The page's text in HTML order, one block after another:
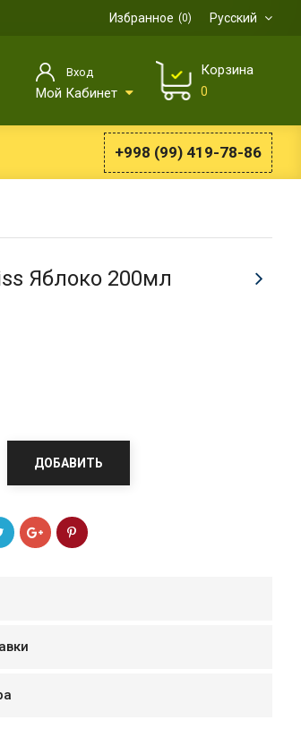
Русский
Избранное 0
Вход
Мой Кабинет
Корзина
0
+998 (99) 419-78-86
Яблоко 200мл
ДОБАВИТЬ